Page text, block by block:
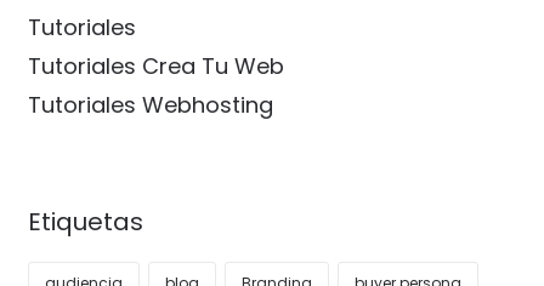
Tutoriales
Tutoriales Crea Tu Web
Tutoriales Webhosting
Etiquetas